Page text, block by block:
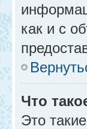
как и с
Что
Это